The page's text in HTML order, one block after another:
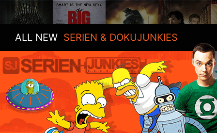
ALL NEW SERIEN & DOKUJUNKIES